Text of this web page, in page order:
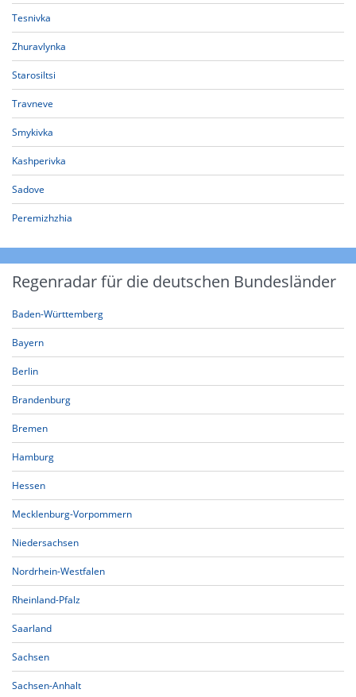
Tesnivka
Zhuravlynka
Starosiltsi
Travneve
Smykivka
Kashperivka
Sadove
Peremizhzhia
Regenradar für die deutschen Bundesländer
Baden-Württemberg
Bayern
Berlin
Brandenburg
Bremen
Hamburg
Hessen
Mecklenburg-Vorpommern
Niedersachsen
Nordrhein-Westfalen
Rheinland-Pfalz
Saarland
Sachsen
Sachsen-Anhalt